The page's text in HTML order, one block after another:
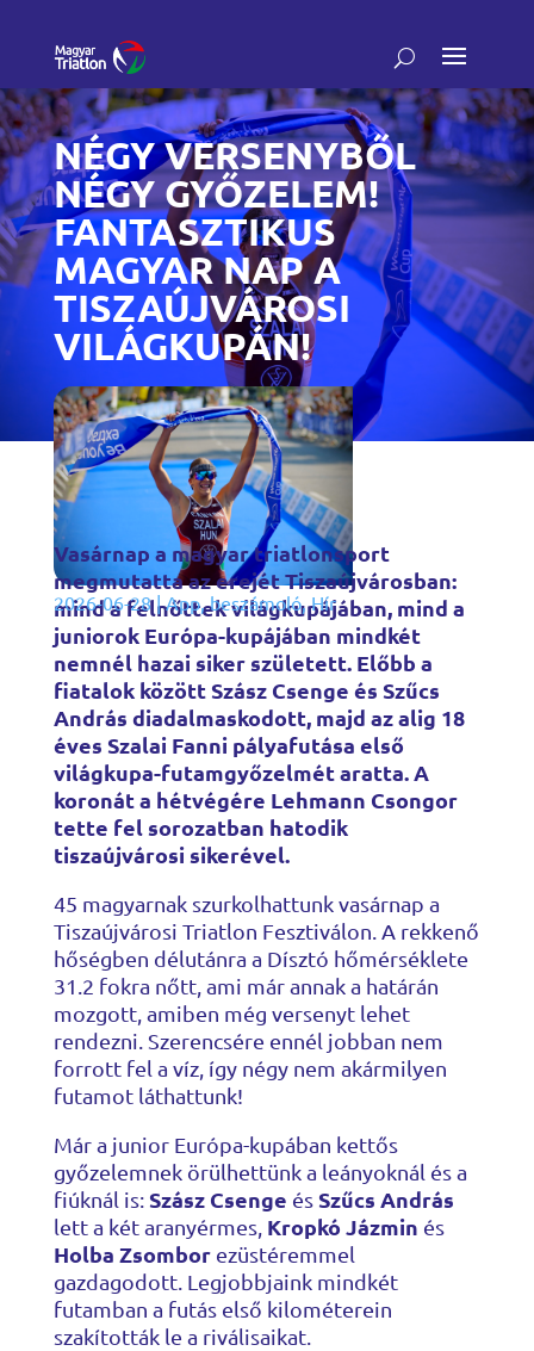
NÉGY VERSENYBŐL
NÉGY GYŐZELEM!
FANTASZTIKUS
MAGYAR NAP A
TISZAÚJVÁROSI
VILÁGKUPÁN!
2026-06-28|App,beszámoló,Hír
Vasárnap a magyar triatlonsport
megmutatta az erejét Tiszaújvárosban:
mind a felnőttek világkupájában, mind a
juniorok Európa-kupájában mindkét
nemnél hazai siker született. Előbb a
fiatalok között Szász Csenge és Szűcs
András diadalmaskodott, majd az alig 18
éves Szalai Fanni pályafutása első
világkupa-futamgyőzelmét aratta. A
koronát a hétvégére Lehmann Csongor
tette fel sorozatban hatodik
tiszaújvárosi sikerével.
45 magyarnak szurkolhattunk vasárnap a
Tiszaújvárosi Triatlon Fesztiválon. A rekkenő
hőségben délutánra a Dísztó hőmérséklete
31.2 fokra nőtt, ami már annak a határán
mozgott, amiben még versenyt lehet
rendezni. Szerencsére ennél jobban nem
forrott fel a víz, így négy nem akármilyen
futamot láthattunk!
Már a junior Európa-kupában kettős
győzelemnek örülhettünk a leányoknál és a
fiúknál is:Szász Csenge ésSzűcs András
lett a két aranyérmes, Kropkó Jázmin és
Holba Zsomborezüstéremmel
gazdagodott. Legjobbjaink mindkét
futamban a futás első kilométerein
szakították le a riválisaikat.